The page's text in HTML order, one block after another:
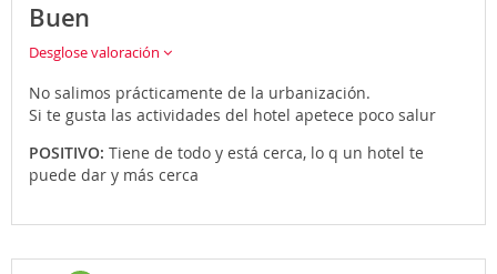
Buen
Desglose valoración
No salimos prácticamente de la urbanización.
Si te gusta las actividades del hotel apetece poco salur
POSITIVO: Tiene de todo y está cerca, lo q un hotel te
puede dar y más cerca